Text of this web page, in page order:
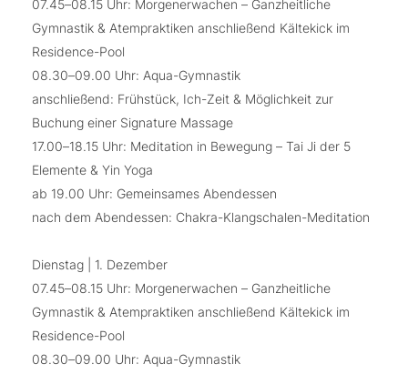
07.45–08.15 Uhr: Morgenerwachen – Ganzheitliche
Gymnastik & Atempraktiken anschließend Kältekick im
Residence-Pool
08.30–09.00 Uhr: Aqua-Gymnastik
anschließend: Frühstück, Ich-Zeit & Möglichkeit zur
Buchung einer Signature Massage
17.00–18.15 Uhr: Meditation in Bewegung – Tai Ji der 5
Elemente & Yin Yoga
ab 19.00 Uhr: Gemeinsames Abendessen
nach dem Abendessen: Chakra-Klangschalen-Meditation
Dienstag | 1. Dezember
07.45–08.15 Uhr: Morgenerwachen – Ganzheitliche
Gymnastik & Atempraktiken anschließend Kältekick im
Residence-Pool
08.30–09.00 Uhr: Aqua-Gymnastik